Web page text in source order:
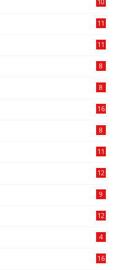
11
11
8
8
16
8
11
12
9
12
4
16